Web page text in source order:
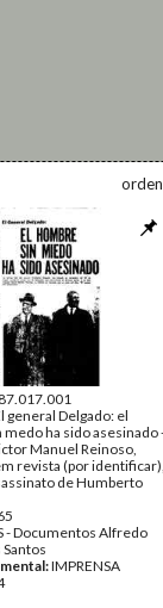
general Delgado: el
ha sido asesinado
Manuel Reinoso,
revista (por identificar),
de Humberto
- Documentos Alfredo
IMPRENSA